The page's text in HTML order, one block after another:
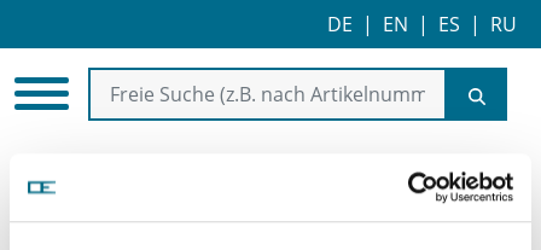
DE | EN | ES | RU
Federbein/Stoßdämpfer/-
anbauteile